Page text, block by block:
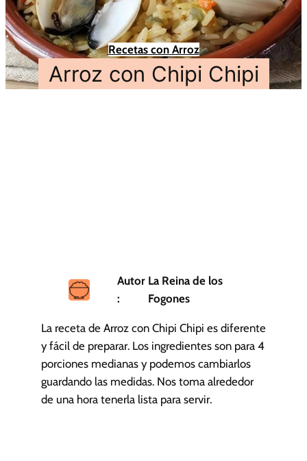
Recetas con Arroz
Arroz con Chipi Chipi
Autor
:
La Reina de los
Fogones
La receta de Arroz con Chipi Chipi es diferente
y fácil de preparar. Los ingredientes son para 4
porciones medianas y podemos cambiarlos
guardando las medidas. Nos toma alrededor
de una hora tenerla lista para servir.